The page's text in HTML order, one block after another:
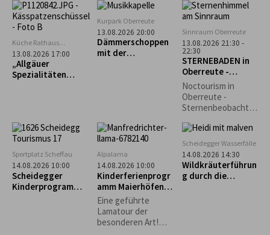
Schwärzler auf dem
Ihlingshof. Bitte
Getränk mitbringen!
Küche Rathaus
Scheidegg
13.08.2026 17:00
„Allgäuer
Spezialitäten
Kurpark Oberreute
13.08.2026 20:00
Dämmerschoppen
mit der
Sinnraum Oberreute
13.08.2026 21:30 -
22:30
STERNEBADEN in
Oberreute -
Perseiden-
Beobachtung
Noctourism in
Oberreute -
Sternenbeobachtu
Gemeinsam
schauen wir in den
Nachthimmel und
entdecken die
Schönheiten des
Nachthimmels.
Sportplatz Scheffau
14.08.2026 10:00
Scheidegger
Kinderprogramm:
Alpalama
14.08.2026 10:00
Kinderferienprogr
amm Maierhöfen:
Alpalama Familien-
Erlebniszeit
Eine geführte
Lamatour der
besonderen Art!
Scheidegger Wasserfälle
14.08.2026 14:30
Wildkräuterführun
g durch die